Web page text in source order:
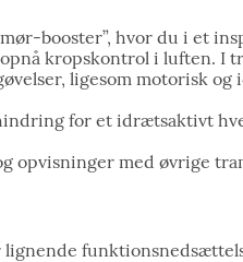
booster”, hvor du i et
kropskontrol i luften.
ligesom motorisk
for et idrætsaktivt
opvisninger med øvrige
lignende